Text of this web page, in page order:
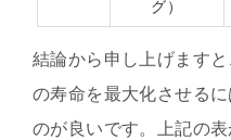
グ）
結論から申し上げます
の寿命を最大化させる
のが良いです。上記の